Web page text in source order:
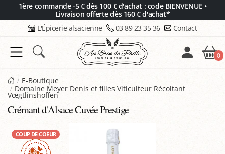
1ère commande -5 € dès 100 € d'achat : code BIENVENUE •
Livraison offerte dès 160 € d'achat*
L'Épicerie alsacienne 03 89 23 35 36 Contact
0
E-Boutique
Domaine Meyer Denis et filles Viticulteur Récoltant
Vœgtlinshoffen
Crémant d'Alsace Cuvée Prestige
COUP DE COEUR
Panneau de gestion des cookies